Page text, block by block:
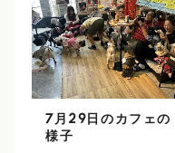
7月29日のカフェの
様子